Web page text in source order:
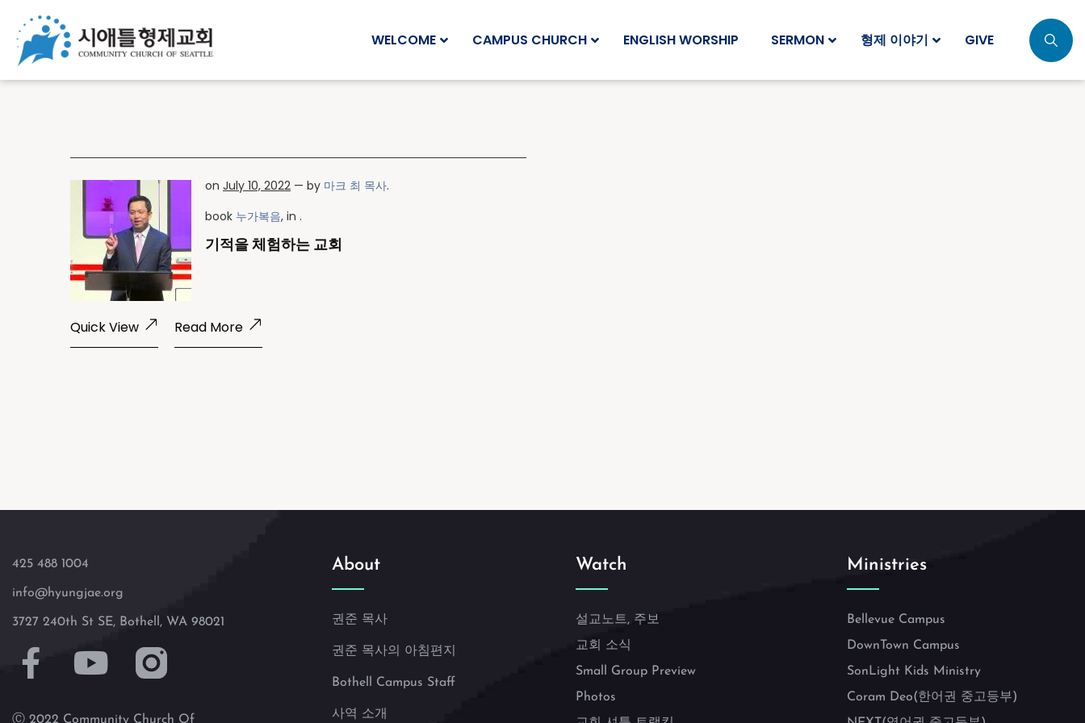
WELCOME CAMPUS CHURCH ENGLISH WORSHIP SERMON 형제 이야기 GIVE
on July 10, 2022 — by 마크 최 목사.
book 누가복음, in .
기적을 체험하는 교회
Quick View Read More
425 488 1004
info@hyungjae.org
3727 240th St SE, Bothell, WA 98021
Ⓒ 2022 Community Church Of
About
권준 목사
권준 목사의 아침편지
Bothell Campus Staff
사역 소개
Watch
설교노트, 주보
교회 소식
Small Group Preview
Photos
Ministries
Bellevue Campus
DownTown Campus
SonLight Kids Ministry
Coram Deo(한어권 중고등부)